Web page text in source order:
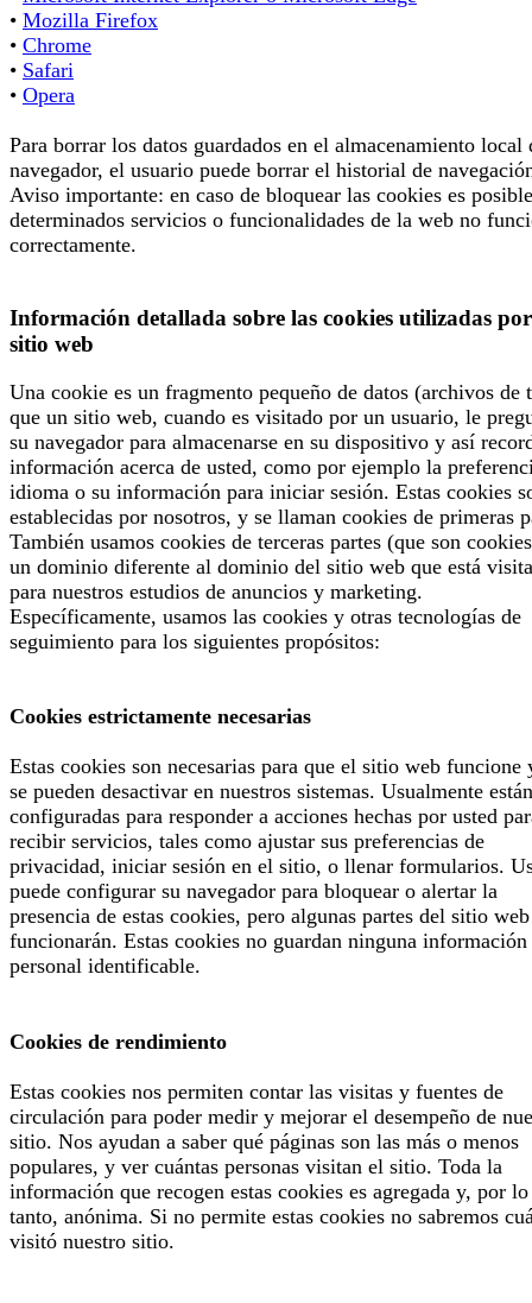
• Mozilla Firefox
• Chrome
• Safari
• Opera
Para borrar los datos guardados en el almacenamiento local
navegador, el usuario puede borrar el historial de
Aviso importante: en caso de bloquear las cookies es
determinados servicios o funcionalidades de la web no
correctamente.
Información detallada sobre las cookies utilizadas por
sitio web
Una cookie es un fragmento pequeño de datos (archivos de
que un sitio web, cuando es visitado por un usuario, le
su navegador para almacenarse en su dispositivo y así
información acerca de usted, como por ejemplo la
idioma o su información para iniciar sesión. Estas cookies
establecidas por nosotros, y se llaman cookies de primeras
También usamos cookies de terceras partes (que son
un dominio diferente al dominio del sitio web que está
para nuestros estudios de anuncios y marketing.
Específicamente, usamos las cookies y otras tecnologías de
seguimiento para los siguientes propósitos:
Cookies estrictamente necesarias
Estas cookies son necesarias para que el sitio web funcione
se pueden desactivar en nuestros sistemas. Usualmente están
configuradas para responder a acciones hechas por usted
recibir servicios, tales como ajustar sus preferencias de
privacidad, iniciar sesión en el sitio, o llenar formularios.
puede configurar su navegador para bloquear o alertar la
presencia de estas cookies, pero algunas partes del sitio
funcionarán. Estas cookies no guardan ninguna información
personal identificable.
Cookies de rendimiento
Estas cookies nos permiten contar las visitas y fuentes de
circulación para poder medir y mejorar el desempeño de
sitio. Nos ayudan a saber qué páginas son las más o menos
populares, y ver cuántas personas visitan el sitio. Toda la
información que recogen estas cookies es agregada y, por lo
tanto, anónima. Si no permite estas cookies no sabremos
visitó nuestro sitio.